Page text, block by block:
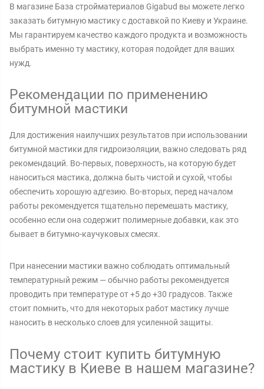
В магазине База стройматериалов Gigabud вы можете легко
заказать битумную мастику с доставкой по Киеву и Украине.
Мы гарантируем качество каждого продукта и возможность
выбрать именно ту мастику, которая подойдет для ваших
нужд.
Рекомендации по применению
битумной мастики
Для достижения наилучших результатов при использовании
битумной мастики для гидроизоляции, важно следовать ряд
рекомендаций. Во-первых, поверхность, на которую будет
наноситься мастика, должна быть чистой и сухой, чтобы
обеспечить хорошую адгезию. Во-вторых, перед началом
работы рекомендуется тщательно перемешать мастику,
особенно если она содержит полимерные добавки, как это
бывает в битумно-каучуковых смесях.
При нанесении мастики важно соблюдать оптимальный
температурный режим — обычно работы рекомендуется
проводить при температуре от +5 до +30 градусов. Также
стоит помнить, что для некоторых работ мастику лучше
наносить в несколько слоев для усиленной защиты.
Почему стоит купить битумную
мастику в Киеве в нашем магазине?